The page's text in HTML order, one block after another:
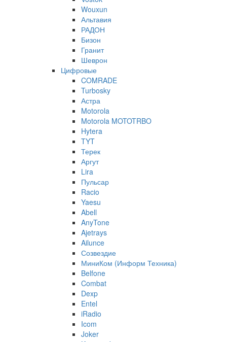
Wouxun
Альтавия
РАДОН
Бизон
Гранит
Шеврон
Цифровые
COMRADE
Turbosky
Астра
Motorola
Motorola MOTOTRBO
Hytera
TYT
Терек
Аргут
Lira
Пульсар
Racio
Yaesu
Abell
AnyTone
Ajetrays
Ailunce
Созвездие
МиниКом (Информ Техника)
Belfone
Combat
Dexp
Entel
iRadio
Icom
Joker